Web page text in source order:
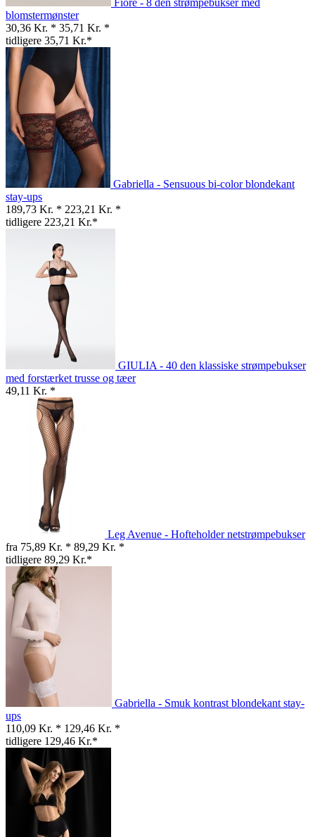
blomstermønster
30,36 Kr. * 35,71 Kr. *
tidligere 35,71 Kr.*
Gabriella - Sensuous bi-color blondekant
stay-ups
189,73 Kr. * 223,21 Kr. *
tidligere 223,21 Kr.*
GIULIA - 40 den klassiske strømpebukser
med forstærket trusse og tæer
49,11 Kr. *
Leg Avenue - Hofteholder netstrømpebukser
fra 75,89 Kr. * 89,29 Kr. *
tidligere 89,29 Kr.*
Gabriella - Smuk kontrast blondekant stay-
ups
110,09 Kr. * 129,46 Kr. *
tidligere 129,46 Kr.*